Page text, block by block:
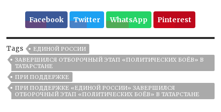
Facebook Twitter WhatsApp Pinterest
Tags
ЕДИНОЙ РОССИИ
ЗАВЕРШИЛСЯ ОТБОРОЧНЫЙ ЭТАП «ПОЛИТИЧЕСКИХ БОЁВ» В
ТАТАРСТАНЕ
ПРИ ПОДДЕРЖКЕ
ПРИ ПОДДЕРЖКЕ «ЕДИНОЙ РОССИИ» ЗАВЕРШИЛСЯ
ОТБОРОЧНЫЙ ЭТАП «ПОЛИТИЧЕСКИХ БОЁВ» В ТАТАРСТАНЕ